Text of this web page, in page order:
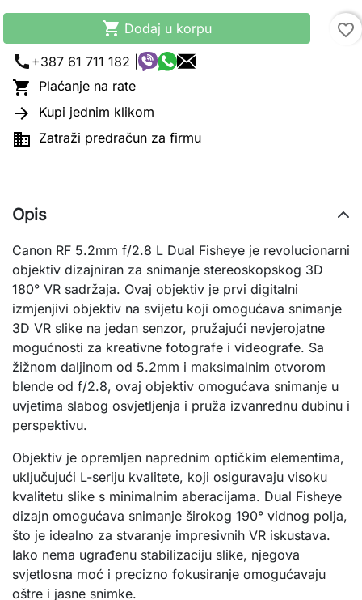
 Dodaj u korpu
favorite_border
call +387 61 711 182 |
 Plaćanje na rate
 Kupi jednim klikom
 Zatraži predračun za firmu
Opis
Canon RF 5.2mm f/2.8 L Dual Fisheye je revolucionarni
objektiv dizajniran za snimanje stereoskopskog 3D
180° VR sadržaja. Ovaj objektiv je prvi digitalni
izmjenjivi objektiv na svijetu koji omogućava snimanje
3D VR slike na jedan senzor, pružajući nevjerojatne
mogućnosti za kreativne fotografe i videografe. Sa
žižnom daljinom od 5.2mm i maksimalnim otvorom
blende od f/2.8, ovaj objektiv omogućava snimanje u
uvjetima slabog osvjetljenja i pruža izvanrednu dubinu i
perspektivu.
Objektiv je opremljen naprednim optičkim elementima,
uključujući L-seriju kvalitete, koji osiguravaju visoku
kvalitetu slike s minimalnim aberacijama. Dual Fisheye
dizajn omogućava snimanje širokog 190° vidnog polja,
što je idealno za stvaranje impresivnih VR iskustava.
Iako nema ugrađenu stabilizaciju slike, njegova
svjetlosna moć i precizno fokusiranje omogućavaju
oštre i jasne snimke.